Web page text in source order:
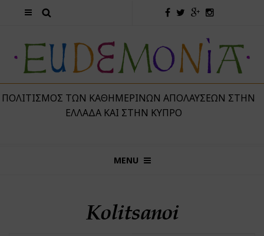
ΤΩΝ ΚΑΘΗΜΕΡΙΝΏΝ ΑΠΟΛΑΎΣΕΩΝ ΣΤΗΝ
ΕΛΛΆΔΑ ΚΑΙ ΣΤΗΝ ΚΎΠΡΟ
MENU
Kolitsanoi